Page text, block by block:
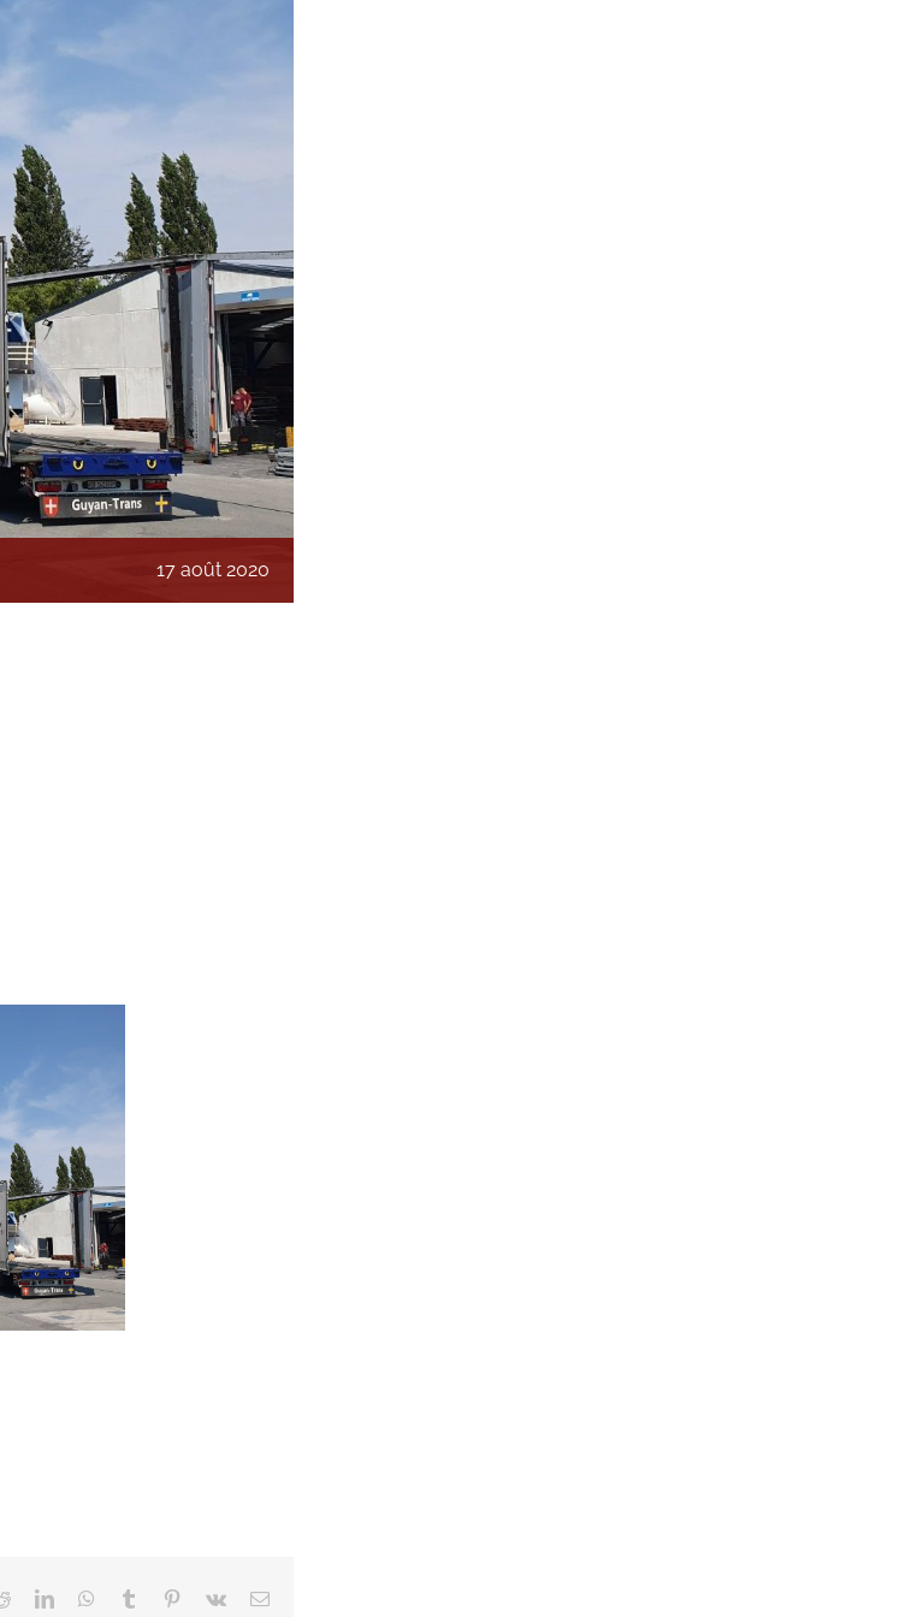
17 août 2020
RedditLinkedInWhatsApp
Tumblr Pinterest
Vk Email